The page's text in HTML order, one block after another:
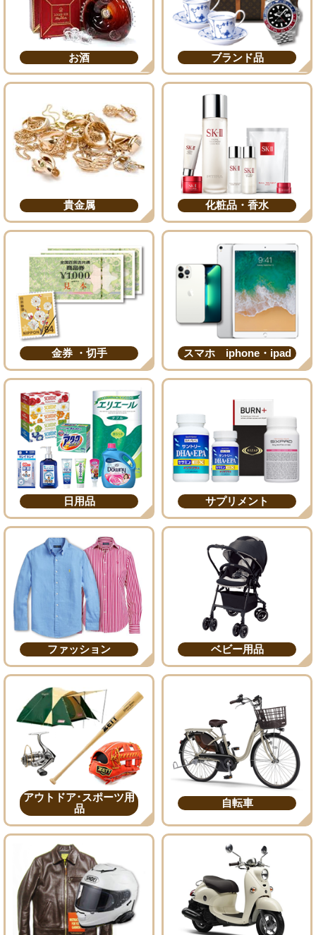
お酒 ブランド品
貴金属 化粧品・香水
金券 ・切手 スマホ iphone・ipad
日用品 サプリメント
ファッション ベビー用品
アウトドア･スポーツ用
品
自転車